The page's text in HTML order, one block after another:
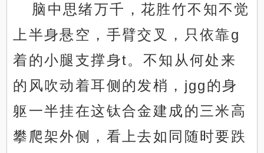
脑中思绪万千，花胜竹不知不觉
上半身悬空，手臂交叉，只依靠g
着的小腿支撑身t。不知从何处来
的风吹动着耳侧的发梢，jgg的身
躯一半挂在这钛合金建成的三米高
攀爬架外侧，看上去如同随时要跌